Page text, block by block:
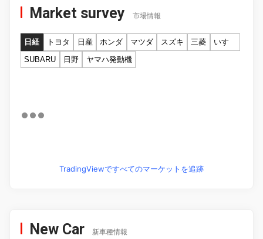
Market survey 市場情報
日経 トヨタ 日産 ホンダ マツダ スズキ 三菱
いすゞ
SUBARU
日野 ヤマハ発動機
TradingViewですべてのマーケットを追跡
New Car 新車種情報